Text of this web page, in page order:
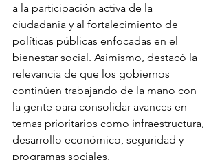
a la participación activa de la
ciudadanía y al fortalecimiento de
políticas públicas enfocadas en el
bienestar social. Asimismo, destacó la
relevancia de que los gobiernos
continúen trabajando de la mano con
la gente para consolidar avances en
temas prioritarios como infraestructura,
desarrollo económico, seguridad y
programas sociales.